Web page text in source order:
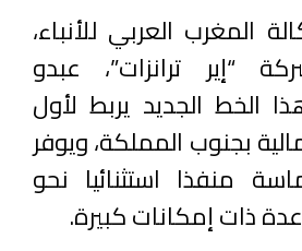
المغرب العربي للأنباء،
“إير ترانزات”، عبدو
الخط الجديد يربط لأول
بجنوب المملكة، ويوفر
منفذا استثنائيا نحو
ذات إمكانات كبيرة.